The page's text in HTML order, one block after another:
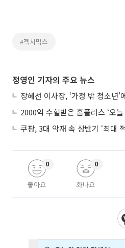
#젝시믹스
정영인 기자의 주요 뉴스
좋아요
0
화나요
0